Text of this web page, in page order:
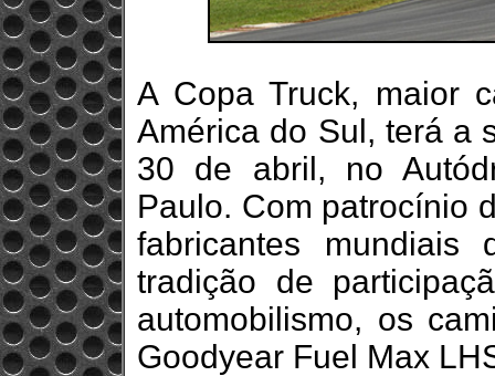
A Copa Truck, maior
América do Sul, terá a
30 de abril, no
Paulo. Com patrocínio
fabricantes
tradição de
automobilismo, os
Goodyear Fuel Max